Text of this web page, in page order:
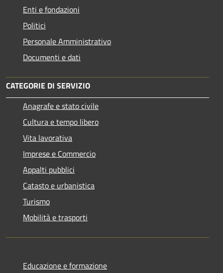
Enti e fondazioni
Politici
Personale Amministrativo
Documenti e dati
CATEGORIE DI SERVIZIO
Anagrafe e stato civile
Cultura e tempo libero
Vita lavorativa
Imprese e Commercio
Appalti pubblici
Catasto e urbanistica
Turismo
Mobilità e trasporti
Educazione e formazione